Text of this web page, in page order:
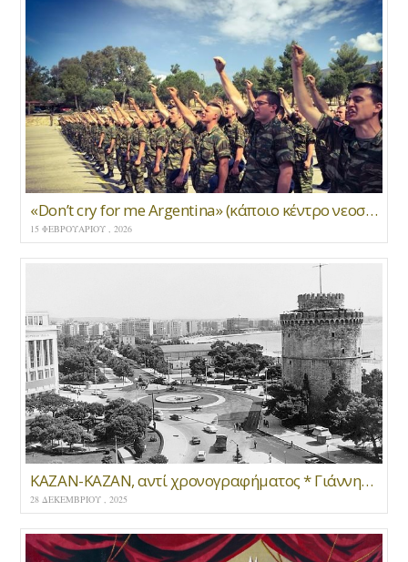
«Don’t cry for me Argentina» (κάποιο κέντρο νεοσυλλέκτων 1986) * Νίκος Χαρτοματσίδης
15 ΦΕΒΡΟΥΑΡΊΟΥ , 2026
ΚΑΖΑΝ-ΚΑΖΑΝ, αντί χρονογραφήματος * Γιάννης Μανωλόπουλος
28 ΔΕΚΕΜΒΡΊΟΥ , 2025